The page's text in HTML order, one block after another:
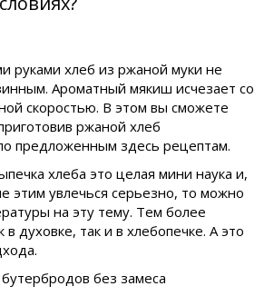
руками хлеб из ржаной муки не
Ароматный мякиш исчезает со
скоростью. В этом вы сможете
ржаной хлеб
предложенным здесь рецептам.
хлеба это целая мини наука и,
этим увлечься серьезно, то можно
на эту тему. Тем более
духовке, так и в хлебопечке. А это
без замеса